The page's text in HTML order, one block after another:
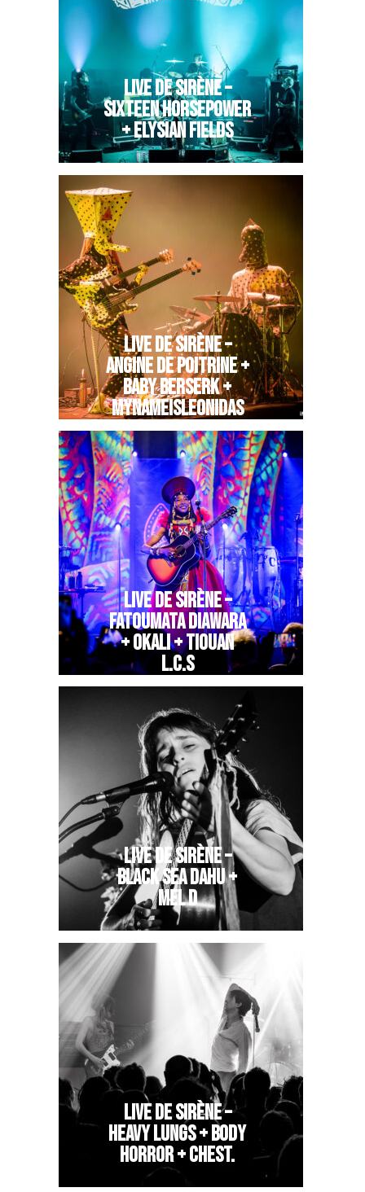
LIVE DE SIRÈNE –
SIXTEEN HORSEPOWER
+ ELYSIAN FIELDS
LIVE DE SIRÈNE –
ANGINE DE POITRINE +
BABY BERSERK +
MYNAMEISLEONIDAS
LIVE DE SIRÈNE –
FATOUMATA DIAWARA
+ OKALI + TIOUAN
L.C.S
LIVE DE SIRÈNE –
BLACK SEA DAHU +
MEL D
LIVE DE SIRÈNE –
HEAVY LUNGS + BODY
HORROR + CHEST.